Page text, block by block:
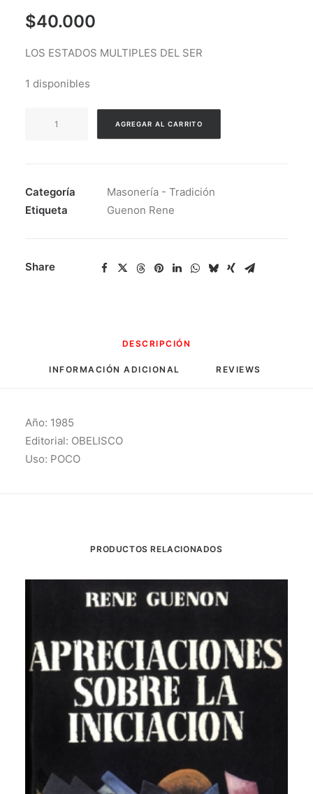
$40.000
LOS ESTADOS MULTIPLES DEL SER
1 disponibles
ESTADOS
MULTIPLES
cantidad
AGREGAR AL CARRITO
Categoría
Masonería - Tradición
Etiqueta
Guenon Rene
Share
DESCRIPCIÓN
INFORMACIÓN ADICIONAL REVIEWS
Año: 1985
Editorial: OBELISCO
Uso: POCO
PRODUCTOS RELACIONADOS